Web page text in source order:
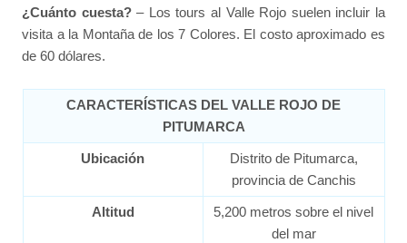
¿Cuánto cuesta?– Los tours al Valle Rojo suelen incluir la
visita a la Montaña de los 7 Colores. El costo aproximado es
de 60 dólares.
CARACTERÍSTICAS DEL VALLE ROJO DE
PITUMARCA
Ubicación
Distrito de Pitumarca,
provincia de Canchis
Altitud
5,200 metros sobre el nivel
del mar